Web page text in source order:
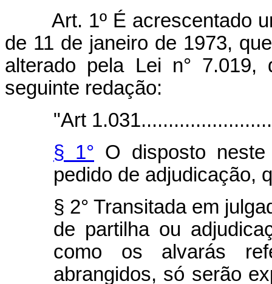
Art. 1º É acrescentado
de 11 de janeiro de 1973,
alterado pela Lei n°
seguinte redação:
"Art
§ 1° O disposto
pedido de adjudicação,
§ 2° Transitada em
de partilha ou
como os alvarás
abrangidos, só serão